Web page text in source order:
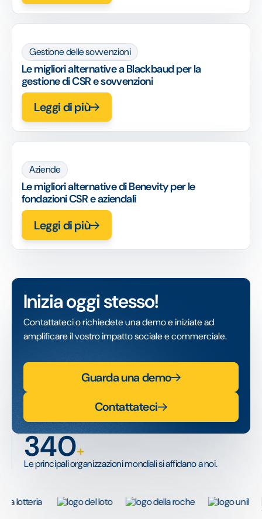
Gestione delle sovvenzioni
Le migliori alternative a Blackbaud per la
gestione di CSR e sovvenzioni
Leggi di più
Aziende
Le migliori alternative di Benevity per le
fondazioni CSR e aziendali
Leggi di più
Inizia oggi stesso!
Contattateci o richiedete una demo e iniziate ad
amplificare il vostro impatto sociale e commerciale.
Guarda una demo
Contattateci
340+
Le principali organizzazioni mondiali si affidano a noi.